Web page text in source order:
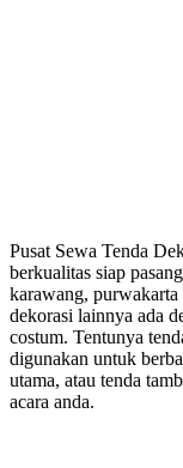
Pusat Sewa Tenda
berkualitas siap
karawang,
dekorasi lainnya ada
costum. Tentunya
digunakan untuk
utama, atau tenda
acara anda.